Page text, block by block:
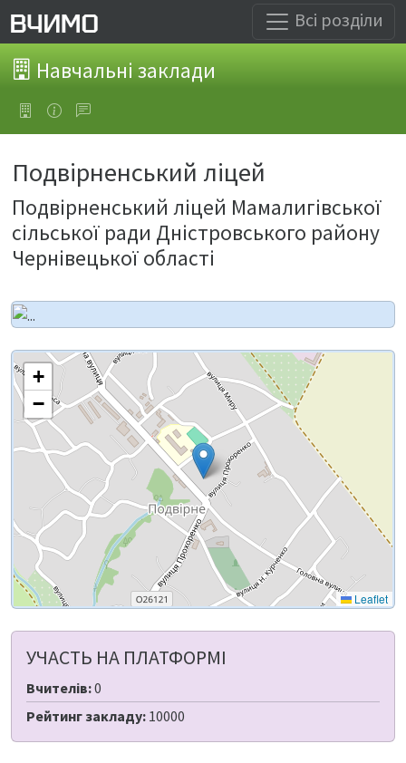
Всі розділи
Навчальні заклади
Подвірненський ліцей
Подвірненський ліцей Мамалигівської
сільської ради Дністровського району
Чернівецької області
+
−
Leaflet
УЧАСТЬ НА ПЛАТФОРМІ
Вчителів:0
Рейтинг закладу: 10000